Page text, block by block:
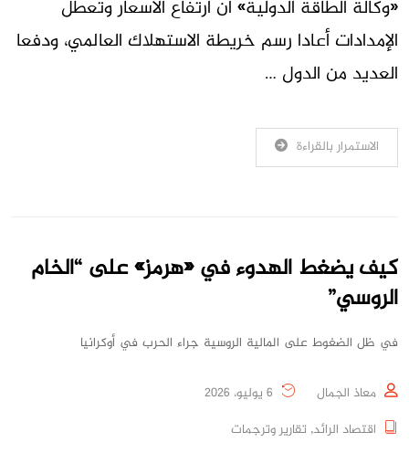
«وكالة الطاقة الدولية» أن ارتفاع الأسعار وتعطل
الإمدادات أعادا رسم خريطة الاستهلاك العالمي، ودفعا
العديد من الدول …
الاستمرار بالقراءة
كيف يضغط الهدوء في «هرمز» على “الخام
الروسي”
في ظل الضغوط على المالية الروسية جراء الحرب في أوكرانيا
معاذ الجمال
اقتصاد الرائد, تقارير وترجمات